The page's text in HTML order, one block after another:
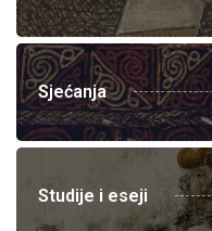
Sjećanja
Studije i eseji